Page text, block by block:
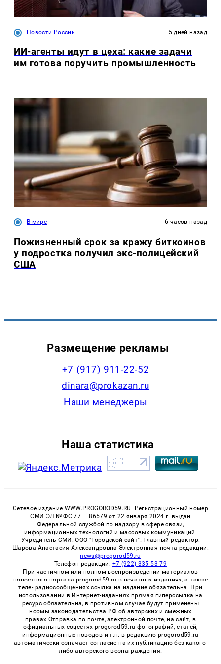
Новости России 5 дней назад
ИИ-агенты идут в цеха: какие задачи
им готова поручить промышленность
В мире 6 часов назад
Пожизненный срок за кражу биткоинов
у подростка получил экс-полицейский
США
Размещение рекламы
+7 (917) 911-22-52
dinara@prokazan.ru
Наши менеджеры
Наша статистика
Сетевое издание WWW.PROGOROD59.RU. Регистрационный номер
СМИ ЭЛ № ФС 77 — 86579 от 22 января 2024 г. выдан
Федеральной службой по надзору в сфере связи,
информационных технологий и массовых коммуникаций.
Учредитель СМИ: ООО "Городской сайт". Главный редактор:
Шарова Анастасия Александровна Электронная почта редакции:
news@progorod59.ru
Телефон редакции: +7 (922) 335-53-79
При частичном или полном воспроизведении материалов
новостного портала progorod59.ru в печатных изданиях, а также
теле- радиосообщениях ссылка на издание обязательна. При
использовании в Интернет-изданиях прямая гиперссылка на
ресурс обязательна, в противном случае будут применены
нормы законодательства РФ об авторских и смежных
правах.Отправка по почте, электронной почте, на сайт, в
официальных соцсетях progorod59.ru фотографий, статей,
информационных поводов и т.п. в редакцию progorod59.ru
автоматически означает согласие на их публикацию без какого-
либо авторского вознаграждения.